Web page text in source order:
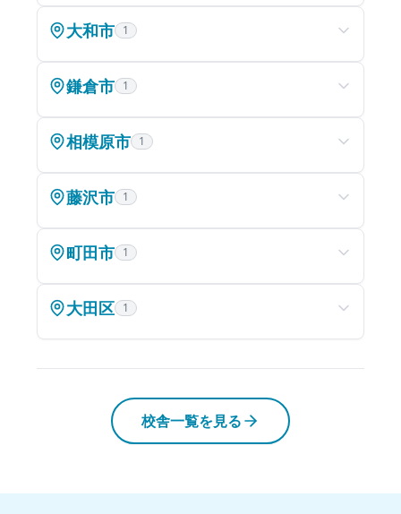
大和市 1
鎌倉市 1
相模原市 1
藤沢市 1
町田市 1
大田区 1
校舎一覧を見る